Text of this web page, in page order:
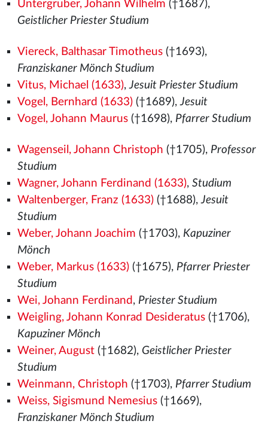
Untergruber, Johann Wilhelm (†1687),
Geistlicher Priester Studium
Viereck, Balthasar Timotheus(†1693),
Franziskaner Mönch Studium
Vitus, Michael (1633),Jesuit Priester Studium
Vogel, Bernhard (1633)(†1689),Jesuit
Vogel, Johann Maurus(†1698), Pfarrer Studium
Wagenseil, Johann Christoph (†1705), Professor
Studium
Wagner, Johann Ferdinand (1633), Studium
Waltenberger, Franz (1633)(†1688),Jesuit
Studium
Weber, Johann Joachim (†1703), Kapuziner
Mönch
Weber, Markus (1633)(†1675), Pfarrer Priester
Studium
Wei, Johann Ferdinand , Priester Studium
Weigling, Johann Konrad Desideratus(†1706),
Kapuziner Mönch
Weiner, August(†1682), Geistlicher Priester
Studium
Weinmann, Christoph (†1703), Pfarrer Studium
Weiss, Sigismund Nemesius(†1669),
Franziskaner Mönch Studium